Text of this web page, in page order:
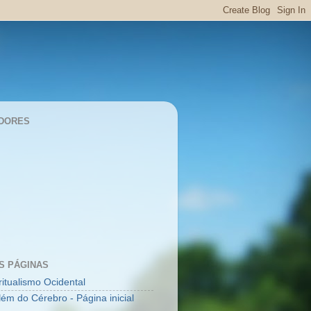
PÁGINAS
Ocidental
do Cérebro - Página inicial